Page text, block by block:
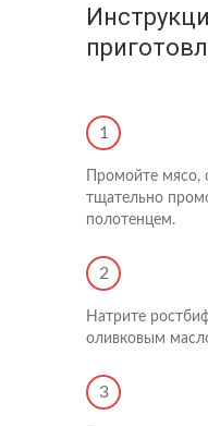
1
Промойте мясо,
тщательно
полотенцем.
2
Натрите
оливковым
3